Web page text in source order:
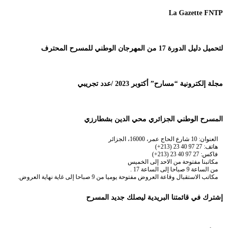
La Gazette FNTP
لتحميل دليل الدورة 17 من المهرجان الوطني للمسرح المحترف
مجلة إلكترونية “مسارح” أكتوبر 2023 /عدد تجريبي
المسرح الوطني الجزائري محي الدين بشطارزي
العنوان: 10 شارع الحاج عمر، 16000، الجزائر
هاتف: 27 97 40 23 (213+)
فاكس: 27 97 40 23 (213+)
مكاتبنا مفتوحة من الاحد إلى الخميس
من الساعة 9 صباحا إلى الساعة 17 .
مكاتب الاستقبال وقاعة العروض مفتوحة يوميا من 9 صباحا إلى غاية نهاية العروض.
إشترك في قائمتنا البريدية ليصلك جديد المسرح